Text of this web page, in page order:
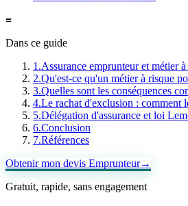
≡
Dans ce guide
1 .Assurance emprunteur et métier
2.Qu'est-ce qu'un métier à risque
3.Quelles sont les conséquences
4.Le rachat d'exclusion :
5.Délégation d'assurance et loi
6.Conclusion
7.Références
Obtenir mon devis Emprunteur→
Gratuit, rapide, sans engagement